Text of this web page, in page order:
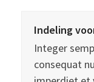
Indeling
Integer
consequat